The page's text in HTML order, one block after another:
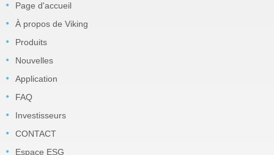
Page d'accueil
À propos de Viking
Produits
Nouvelles
Application
FAQ
Investisseurs
CONTACT
Espace ESG